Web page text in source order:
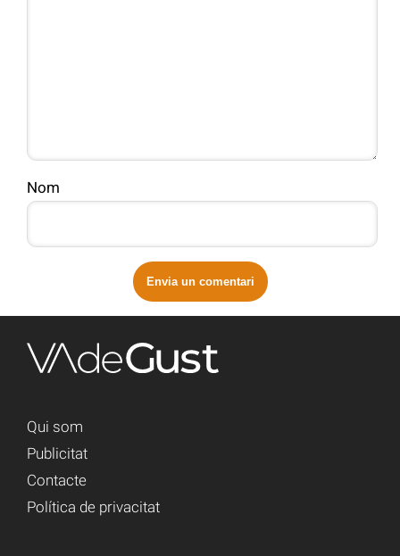
Nom
Qui som
Publicitat
Contacte
Política de privacitat